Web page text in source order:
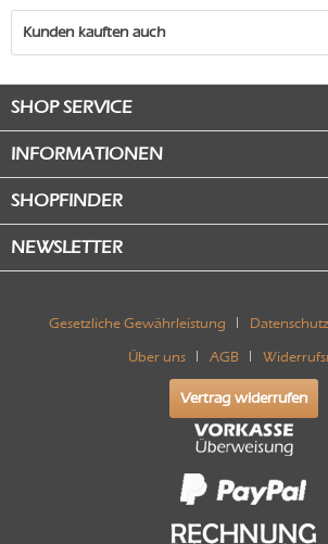
Kunden kauften auch
SHOP SERVICE
INFORMATIONEN
SHOPFINDER
NEWSLETTER
Gesetzliche Gewährleistung Datenschutz
Über uns AGB
Vertrag widerrufen